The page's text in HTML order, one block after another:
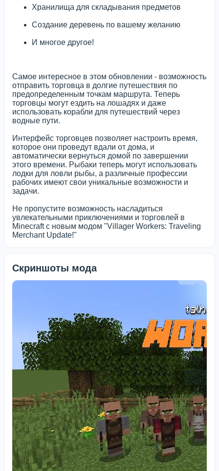
Хранилища для складывания предметов
Создание деревень по вашему желанию
И многое другое!
Самое интересное в этом обновлении - возможность
отправить торговца в долгие путешествия по
предопределенным точкам маршрута. Теперь
торговцы могут ездить на лошадях и даже
использовать корабли для путешествий через
водные пути.
Интерфейс торговцев позволяет настроить время,
которое они проведут вдали от дома, и
автоматически вернуться домой по завершении
этого времени. Рыбаки теперь могут использовать
лодки для ловли рыбы, а различные профессии
рабочих имеют свои уникальные возможности и
задачи.
Не пропустите возможность насладиться
увлекательными приключениями и торговлей в
Minecraft с новым модом "Villager Workers: Traveling
Merchant Update!"
Скриншоты мода